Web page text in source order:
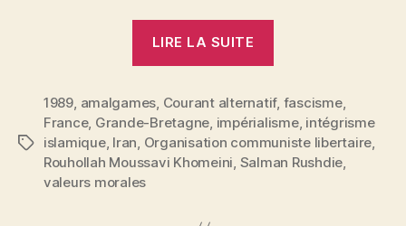
LIRE LA SUITE
Étiquettes
1989 amalgames Courant alternatif, fascisme,
France, Grande-Bretagne impérialisme, intégrisme
islamique, Iran Organisation communiste libertaire
Rouhollah Moussavi Khomeini Salman Rushdie
valeurs morales